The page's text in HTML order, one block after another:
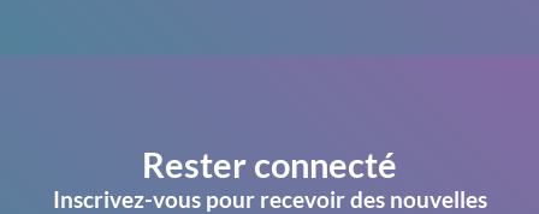
Rester connecté
Inscrivez-vous pour recevoir des nouvelles